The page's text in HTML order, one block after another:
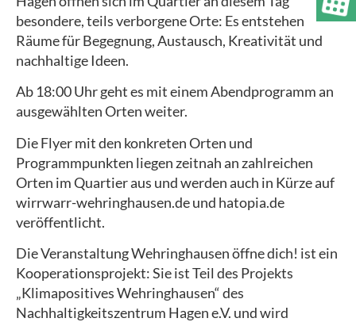
besondere, teils verborgene Orte: Es entstehen
Räume für Begegnung, Austausch, Kreativität und
nachhaltige Ideen.
Ab 18:00 Uhr geht es mit einem Abendprogramm an
ausgewählten Orten weiter.
Die Flyer mit den konkreten Orten und
Programmpunkten liegen zeitnah an zahlreichen
Orten im Quartier aus und werden auch in Kürze auf
wirrwarr-wehringhausen.de und hatopia.de
veröffentlicht.
Die Veranstaltung Wehringhausen öffne dich! ist ein
Kooperationsprojekt: Sie ist Teil des Projekts
„Klimapositives Wehringhausen“ des
Nachhaltigkeitszentrum Hagen e.V. und wird